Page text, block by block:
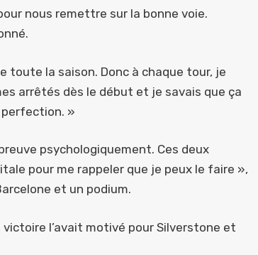
nous remettre sur la bonne voie.
toute la saison. Donc à chaque tour, je
arrêtés dès le début et je savais que ça
perfection. »
psychologiquement. Ces deux
pour me rappeler que je peux le faire »,
et un podium.
l’avait motivé pour Silverstone et